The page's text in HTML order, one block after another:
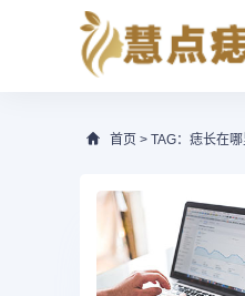
首页 > TAG：痣长在